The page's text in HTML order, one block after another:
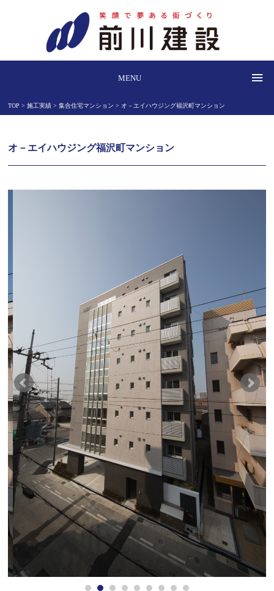
MENU
TOP > 施工実績 > 集合住宅マンション > オ－エイハウジング福沢町マンション
オ－エイハウジング福沢町マンション